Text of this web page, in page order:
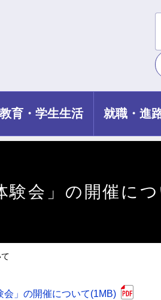
教育・学生生活 就職・進
験会」の開催につ
会」の開催について(1MB)